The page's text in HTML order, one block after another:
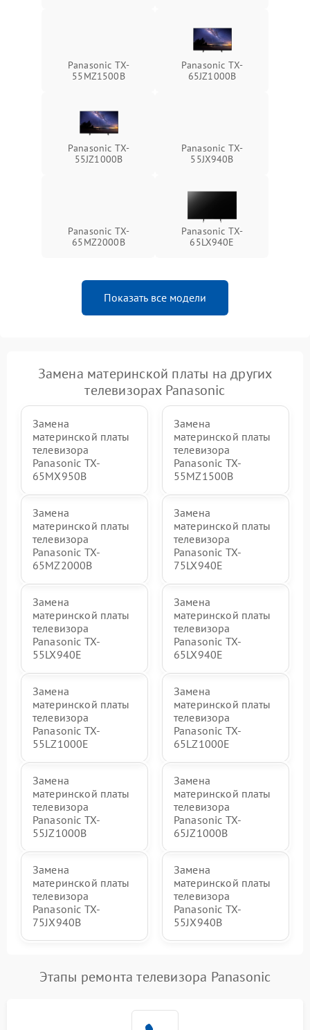
Panasonic TX-
55MZ1500B
Panasonic TX-
65JZ1000B
Panasonic TX-
55JZ1000B
Panasonic TX-
55JX940B
Panasonic TX-
65MZ2000B
Panasonic TX-
65LX940E
Показать все модели
Замена материнской платы на других
телевизорах Panasonic
Замена
материнской платы
телевизора
Panasonic TX-
65MX950B
Замена
материнской платы
телевизора
Panasonic TX-
55MZ1500B
Замена
материнской платы
телевизора
Panasonic TX-
65MZ2000B
Замена
материнской платы
телевизора
Panasonic TX-
75LX940E
Замена
материнской платы
телевизора
Panasonic TX-
55LX940E
Замена
материнской платы
телевизора
Panasonic TX-
65LX940E
Замена
материнской платы
телевизора
Panasonic TX-
55LZ1000E
Замена
материнской платы
телевизора
Panasonic TX-
65LZ1000E
Замена
материнской платы
телевизора
Panasonic TX-
55JZ1000B
Замена
материнской платы
телевизора
Panasonic TX-
65JZ1000B
Замена
материнской платы
телевизора
Panasonic TX-
75JX940B
Замена
материнской платы
телевизора
Panasonic TX-
55JX940B
Этапы ремонта телевизора Panasonic